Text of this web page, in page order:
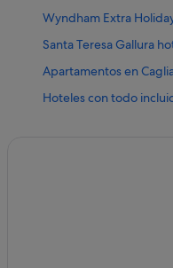
Wyndham Extra
Santa Teresa Gallura
Apartamentos en
Hoteles con todo